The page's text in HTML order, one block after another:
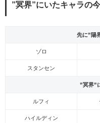
”冥界”にいたキャラの
先に”陽
ゾロ
スタンセン
”冥界”
ルフィ
ハイルディン